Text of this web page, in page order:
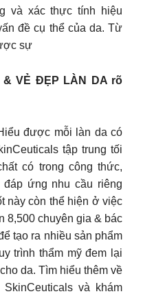
và xác thực tính hiệu
đề cụ thể của da. Từ
sự
& VẺ ĐẸP LÀN DA rõ
được mỗi làn da có
tập trung tối
có trong công thức,
ứng nhu cầu riêng
này còn thể hiện ở việc
8,500 chuyên gia & bác
tạo ra nhiều sản phẩm
trình thẩm mỹ đem lại
da. Tìm hiểu thêm về
và khám